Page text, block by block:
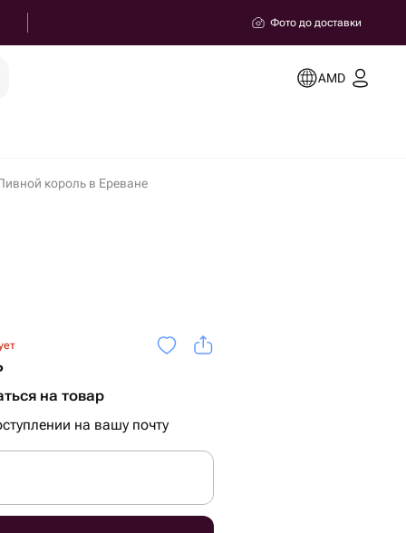
Фото до доставки
AMD
король в Ереване
на товар
на вашу почту